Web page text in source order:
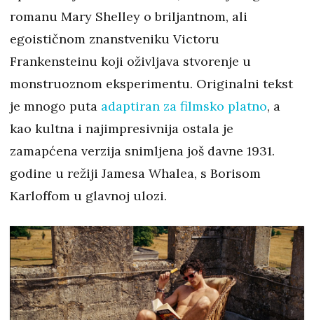
romanu Mary Shelley o briljantnom, ali
egoističnom znanstveniku Victoru
Frankensteinu koji oživljava stvorenje u
monstruoznom eksperimentu. Originalni tekst
je mnogo puta adaptiran za filmsko platno, a
kao kultna i najimpresivnija ostala je
zamapćena verzija snimljena još davne 1931.
godine u režiji Jamesa Whalea, s Borisom
Karloffom u glavnoj ulozi.